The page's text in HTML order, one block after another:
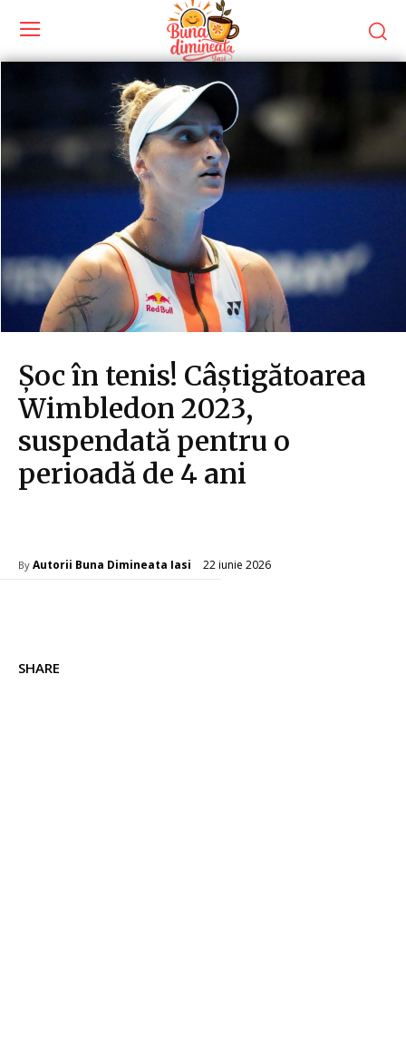
Șoc în tenis! Câștigătoarea
Wimbledon 2023,
suspendată pentru o
perioadă de 4 ani
By Autorii Buna Dimineata Iasi 22 iunie 2026
SHARE